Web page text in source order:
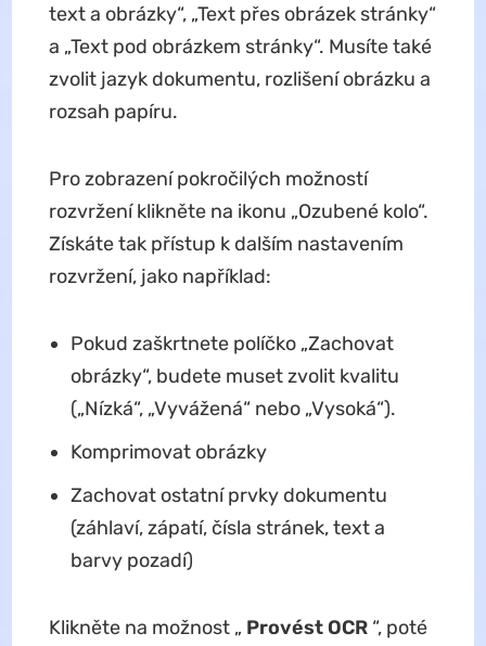
text a obrázky“, „Text přes obrázek stránky“
a „Text pod obrázkem stránky“. Musíte také
zvolit jazyk dokumentu, rozlišení obrázku a
rozsah papíru.
Pro zobrazení pokročilých možností
rozvržení klikněte na ikonu „Ozubené kolo“.
Získáte tak přístup k dalším nastavením
rozvržení, jako například:
Pokud zaškrtnete políčko „Zachovat
obrázky“, budete muset zvolit kvalitu
(„Nízká“, „Vyvážená“ nebo „Vysoká“).
Komprimovat obrázky
Zachovat ostatní prvky dokumentu
(záhlaví, zápatí, čísla stránek, text a
barvy pozadí)
Klikněte na možnost „ Provést OCR“, poté